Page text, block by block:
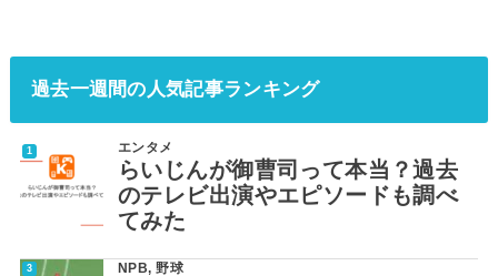
過去一週間の人気記事ランキング
エンタメ
らいじんが御曹司って本当？過去
のテレビ出演やエピソードも調べ
てみた
NPB,野球